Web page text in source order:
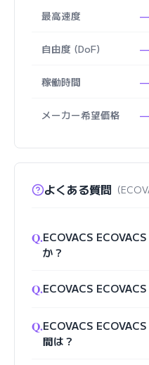
最高速度 —
自由度 (DoF) —
稼働時間 —
メーカー希望価格 —
よくある質問 （
Q.ECOVACS
か？
Q.ECOVACS
Q.ECOVACS
間は？